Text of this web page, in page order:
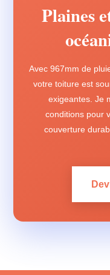
Plaines
Avec 967mm de
votre toiture est
exigeantes. Je
conditions pour
couverture